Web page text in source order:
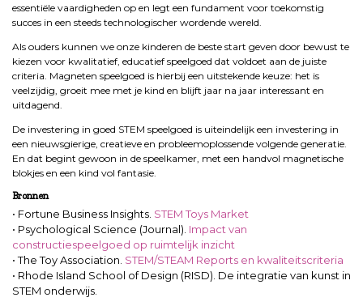
essentiële vaardigheden op en legt een fundament voor toekomstig
succes in een steeds technologischer wordende wereld.
Als ouders kunnen we onze kinderen de beste start geven door bewust te
kiezen voor kwalitatief, educatief speelgoed dat voldoet aan de juiste
criteria. Magneten speelgoed is hierbij een uitstekende keuze: het is
veelzijdig, groeit mee met je kind en blijft jaar na jaar interessant en
uitdagend.
De investering in goed STEM speelgoed is uiteindelijk een investering in
een nieuwsgierige, creatieve en probleemoplossende volgende generatie.
En dat begint gewoon in de speelkamer, met een handvol magnetische
blokjes en een kind vol fantasie.
Bronnen
• Fortune Business Insights. STEM Toys Market
• Psychological Science (Journal). Impact van
constructiespeelgoed op ruimtelijk inzicht
• The Toy Association. STEM/STEAM Reports en kwaliteitscriteria
• Rhode Island School of Design (RISD). De integratie van kunst in
STEM onderwijs.